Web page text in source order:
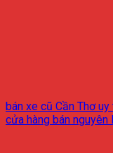
bán xe cũ Cần Thơ
cửa hàng bán nguyên